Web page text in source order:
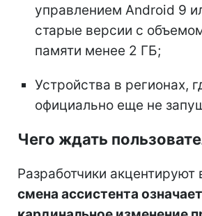
управлением Android 9
старые версии с
памяти менее 2 ГБ;
Устройства в регионах,
официально еще не
Чего ждать
Разработчики акцентируют
смена ассистента означает